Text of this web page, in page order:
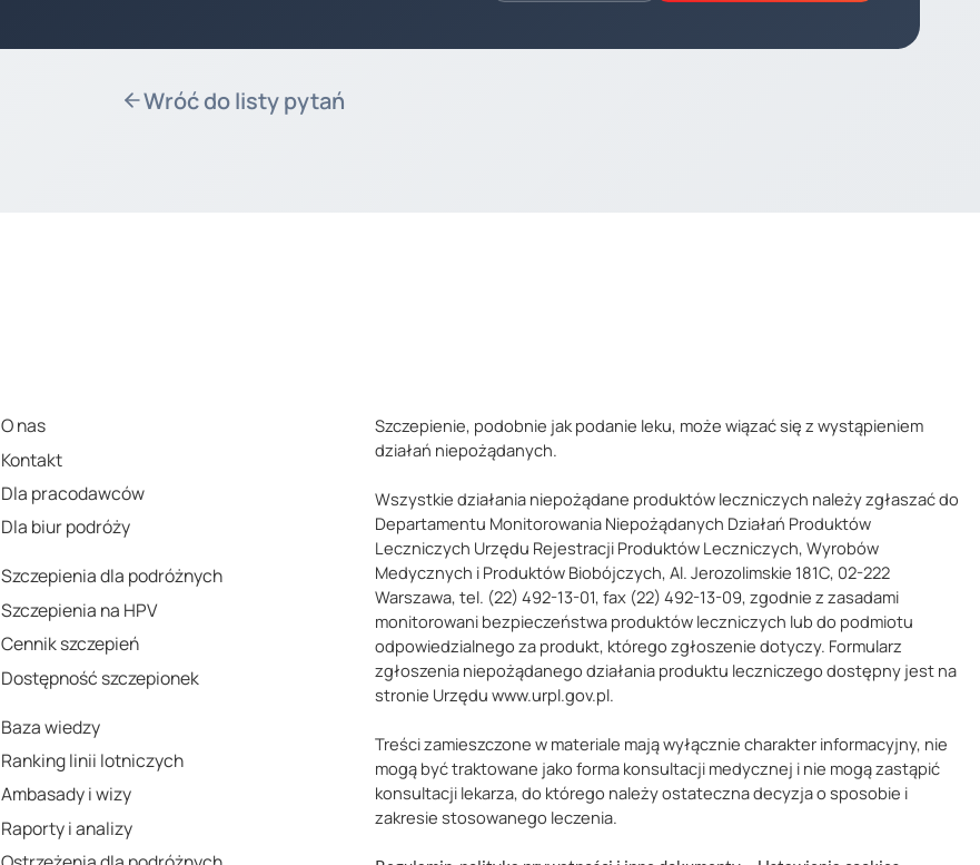
Wróć do listy pytań
O nas
Kontakt
Dla pracodawców
Dla biur podróży
Szczepienia dla podróżnych
Szczepienia na HPV
Cennik szczepień
Dostępność szczepionek
Baza wiedzy
Ranking linii lotniczych
Ambasady i wizy
Raporty i analizy
Szczepienie, podobnie jak podanie leku, może wiązać się z wystąpieniem
działań niepożądanych.
Wszystkie działania niepożądane produktów leczniczych należy zgłaszać do
Departamentu Monitorowania Niepożądanych Działań Produktów
Leczniczych Urzędu Rejestracji Produktów Leczniczych, Wyrobów
Medycznych i Produktów Biobójczych, Al. Jerozolimskie 181C, 02-222
Warszawa, tel. (22) 492-13-01, fax (22) 492-13-09, zgodnie z zasadami
monitorowani bezpieczeństwa produktów leczniczych lub do podmiotu
odpowiedzialnego za produkt, którego zgłoszenie dotyczy. Formularz
zgłoszenia niepożądanego działania produktu leczniczego dostępny jest na
stronie Urzędu www.urpl.gov.pl.
Treści zamieszczone w materiale mają wyłącznie charakter informacyjny, nie
mogą być traktowane jako forma konsultacji medycznej i nie mogą zastąpić
konsultacji lekarza, do którego należy ostateczna decyzja o sposobie i
zakresie stosowanego leczenia.